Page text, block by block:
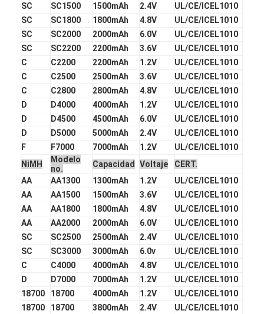
baterías recargables NiCd
LCD cargador de batería
paquetes de baterías de NiMH
Los paquetes de baterías de NiCd
paquetes de batería de ion de litio
batería del alumbrado de seguridad
Batería de Li Mno2
Batería de Li Socl2
batería de coche híbrido
SC
SC1500 1500mAh 2.4V
UL/CE/ICEL1010
SC
SC1800 1800mAh 4.8V
UL/CE/ICEL1010
SC
SC2000 2000mAh 6.0V
UL/CE/ICEL1010
SC
SC2200 2200mAh 3.6V
UL/CE/ICEL1010
C
C2200 2200mAh 1.2V
UL/CE/ICEL1010
C
C2500 2500mAh 3.6V
UL/CE/ICEL1010
C
C2800 2800mAh 4.8V
UL/CE/ICEL1010
D
D4000 4000mAh 1.2V
UL/CE/ICEL1010
D
D4500 4500mAh 6.0V
UL/CE/ICEL1010
D
D5000 5000mAh 2.4V
UL/CE/ICEL1010
F
F7000 7000mAh 1.2V
UL/CE/ICEL1010
NiMH
Modelo
no.
Capacidad Voltaje
CERT.
AA
AA1300 1300mAh 1.2V
UL/CE/ICEL1010
AA
AA1500 1500mAh 3.6V
UL/CE/ICEL1010
AA
AA1800 1800mAh 4.8V
UL/CE/ICEL1010
AA
AA2000 2000mAh 6.0V
UL/CE/ICEL1010
SC
SC2500 2500mAh 2.4V
UL/CE/ICEL1010
SC
SC3000 3000mAh 6.0v
UL/CE/ICEL1010
C
C4000 4000mAh 4.8V
UL/CE/ICEL1010
D
D7000 7000mAh 1.2V
UL/CE/ICEL1010
18700
18700 4000mAh 1.2V
UL/CE/ICEL1010
18700
18700 3800mAh 2.4V
UL/CE/ICEL1010